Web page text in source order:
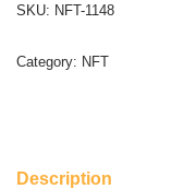
SKU: NFT-1148
Category: NFT
Description